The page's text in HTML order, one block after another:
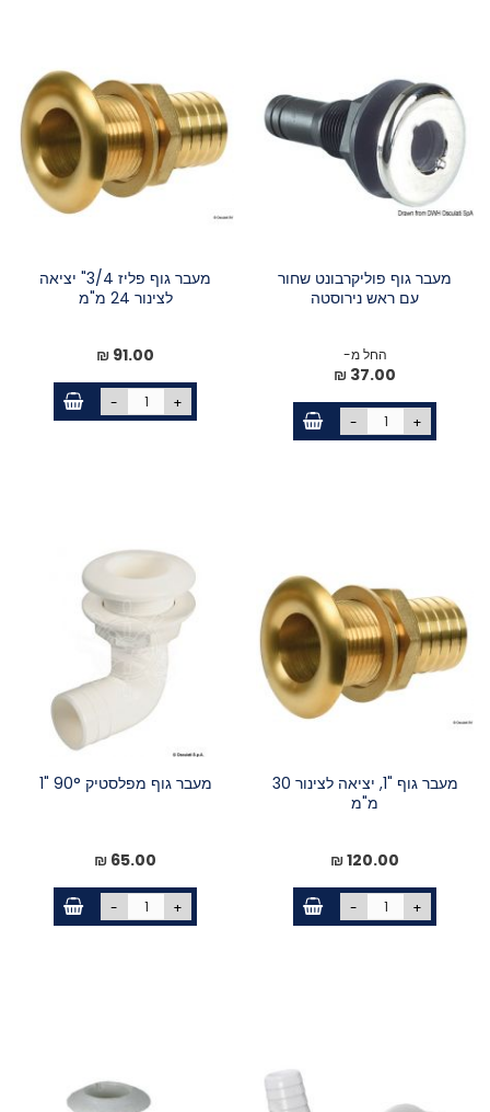
מעבר גוף פוליקרבונט שחור
עם ראש נירוסטה
החל מ-
37.00 ₪
- +
מעבר גוף פליז 3/4" יציאה
לצינור 24 מ"מ
91.00 ₪
- +
מעבר גוף "1, יציאה לצינור 30
מ"מ
120.00 ₪
- +
מעבר גוף מפלסטיק 90° "1
65.00 ₪
- +